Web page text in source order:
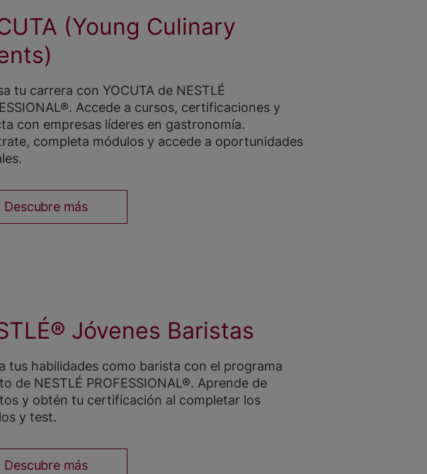
(Young Culinary
tu carrera con YOCUTA de NESTLÉ
Accede a cursos, certificaciones y
con empresas líderes en gastronomía.
completa módulos y accede a oportunidades
Descubre más
Jóvenes Baristas
tus habilidades como barista con el programa
de NESTLÉ PROFESSIONAL®. Aprende de
y obtén tu certificación al completar los
y test.
Descubre más